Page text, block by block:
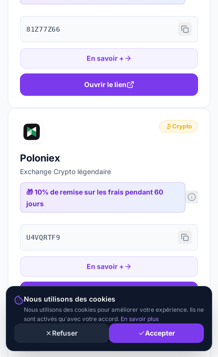
81Z77Z66
En savoir +
Ouvrir le lien
Crypto
Poloniex
Exchange Crypto légendaire
🎁10% de remise sur les frais pendant 60
jours
U4VQRTF9
En savoir +
Crypto
Nous utilisons des cookies
Nous utilisons des cookies pour améliorer votre expérience. Ils ne
sont activés qu'avec votre accord. En savoir plus
Refuser Accepter